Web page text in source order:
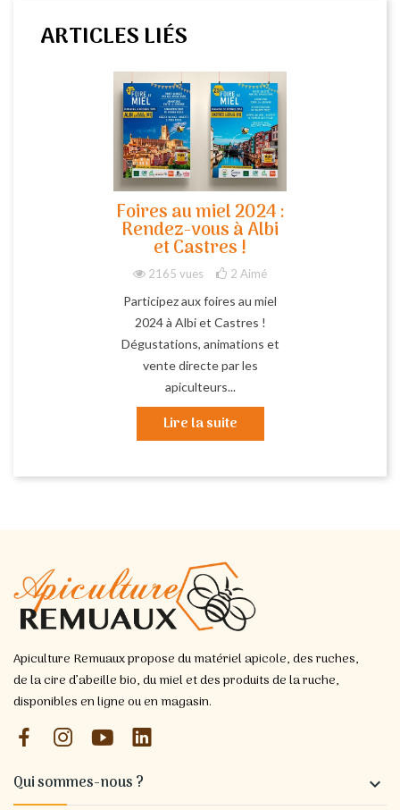
ARTICLES LIÉS
Foires au miel 2024 :
Rendez-vous à Albi
et Castres !
2165 vues 2 Aimé
Participez aux foires au miel
2024 à Albi et Castres !
Dégustations, animations et
vente directe par les
apiculteurs...
Lire la suite
Apiculture Remuaux propose du matériel apicole, des ruches,
de la cire d’abeille bio, du miel et des produits de la ruche,
disponibles en ligne ou en magasin.
Qui sommes-nous ? 